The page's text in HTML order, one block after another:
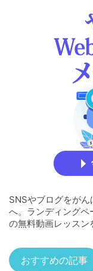
SNSやブログをが
へ。ランディング
の無料動画レッスン
おすすめの記事